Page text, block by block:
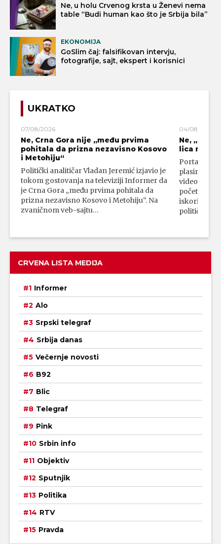
Ne, u holu Crvenog krsta u Ženevi nema
table “Budi human kao što je Srbija bila”
EKONOMIJA
GoSlim čaj: falsifikovan intervju,
fotografije, sajt, ekspert i korisnici
UKRATKO
07/08/2026
Ne, Crna Gora nije „među prvima
pohitala da prizna nezavisno Kosovo
i Metohiju“
Politički analitičar Vladan Jeremić izjavio je
tokom gostovanja na televiziji Informer da
je Crna Gora „među prvima pohitala da
prizna nezavisno Kosovo i Metohiju“. Na
zvaničnom veb-sajtu…
04/08/2026
Ne,
lica
Portal 24
plasirali su
video-
početka
iskorišćava
političkim
CRVENA LISTA MEDIJA
Informer
Alo
Srpski telegraf
Srbija danas
Večernje novosti
B92
Blic
Telegraf
Pink
Srbin info
Objektiv
Sputnjik
Politika
RTV
Pravda